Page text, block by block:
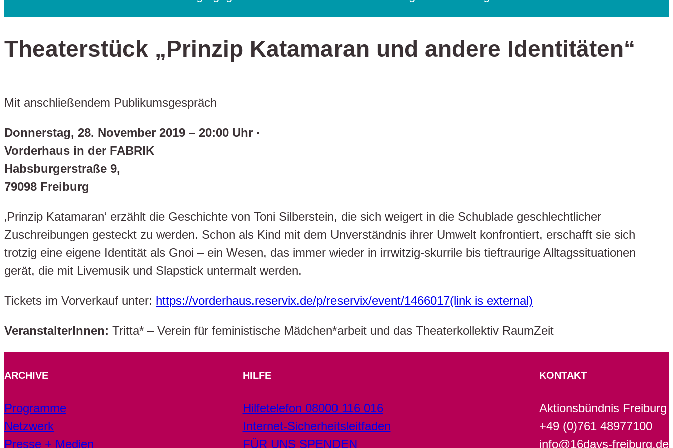
Theaterstück „Prinzip Katamaran und andere Identitäten“
Mit anschließendem Publikumsgespräch
Donnerstag, 28. November 2019 – 20:00 Uhr ·
Vorderhaus in der FABRIK
Habsburgerstraße 9,
79098 Freiburg
‚Prinzip Katamaran‘ erzählt die Geschichte von Toni Silberstein, die sich weigert in die Schublade geschlechtlicher
Zuschreibungen gesteckt zu werden. Schon als Kind mit dem Unverständnis ihrer Umwelt konfrontiert, erschafft sie sich
trotzig eine eigene Identität als Gnoi – ein Wesen, das immer wieder in irrwitzig-skurrile bis tieftraurige Alltagssituationen
gerät, die mit Livemusik und Slapstick untermalt werden.
Tickets im Vorverkauf unter: https://vorderhaus.reservix.de/p/reservix/event/1466017(link is external)
VeranstalterInnen: Tritta* – Verein für feministische Mädchen*arbeit und das Theaterkollektiv RaumZeit
ARCHIVE
Programme
Netzwerk
Presse + Medien
HILFE
Hilfetelefon 08000 116 016
Internet-Sicherheitsleitfaden
FÜR UNS SPENDEN
KONTAKT
Aktionsbündnis Freiburg
+49 (0)761 48977100
info@16days-freiburg.de